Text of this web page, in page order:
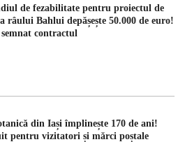
de fezabilitate pentru proiectul de
râului Bahlui depășește 50.000 de euro!
contractul
din Iași împlinește 170 de ani!
pentru vizitatori și mărci poștale